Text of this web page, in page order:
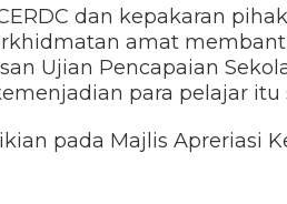
dan kepakaran
amat
Ujian Pencapaian
para pelajar itu
pada Majlis Apreriasi